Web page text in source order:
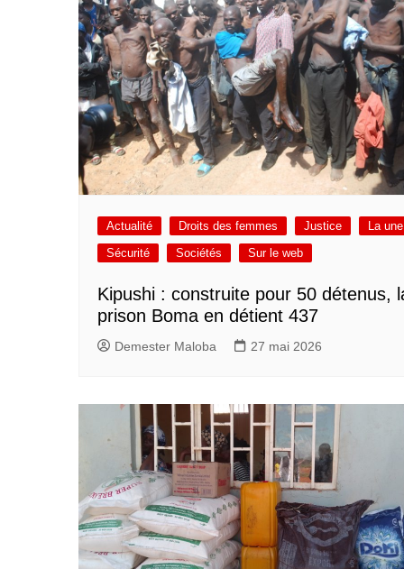
Actualité Droits des femmes Justice
La une
Sécurité
Sociétés Sur le web
Kipushi : construite pour 50 détenus,
prison Boma en détient 437
Demester Maloba 27 mai 2026